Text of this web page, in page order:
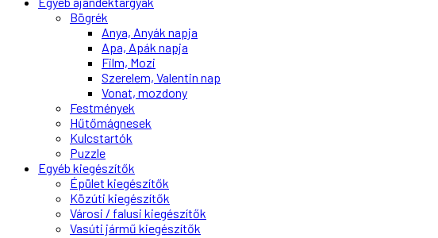
Bögrék
Anya, Anyák napja
Apa, Apák napja
Film, Mozi
Szerelem, Valentin nap
Vonat, mozdony
Festmények
Hűtőmágnesek
Kulcstartók
Puzzle
Egyéb kiegészítők
Épület kiegészítők
Közúti kiegészítők
Városi / falusi kiegészítők
Vasúti jármű kiegészítők